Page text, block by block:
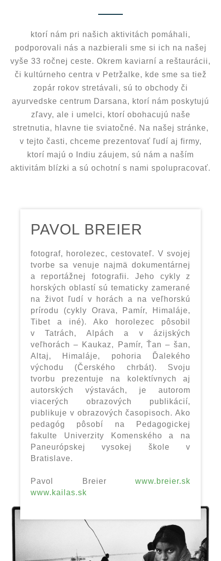
ktorí nám pri našich aktivitách pomáhali,
podporovali nás a nazbierali sme si ich na našej
vyše 33 ročnej ceste. Okrem kaviarní a reštaurácii,
či kultúrneho centra v Petržalke, kde sme sa tiež
zopár rokov stretávali, sú to obchody či
ayurvedske centrum Darsana, ktorí nám poskytujú
zľavy, ale i umelci, ktorí obohacujú naše
stretnutia, hlavne tie sviatočné. Na našej stránke,
v tejto časti, chceme prezentovať ľudí aj firmy,
ktorí majú o Indiu záujem, sú nám a naším
aktivitám blízki a sú ochotní s nami spolupracovať.
PAVOL BREIER
fotograf, horolezec, cestovateľ. V svojej
tvorbe sa venuje najmä dokumentárnej
a reportážnej fotografii. Jeho cykly z
horských oblastí sú tematicky zamerané
na život ľudí v horách a na veľhorskú
prírodu (cykly Orava, Pamír, Himaláje,
Tibet a iné). Ako horolezec pôsobil
v Tatrách, Alpách a v ázijských
veľhorách – Kaukaz, Pamír, Ťan – šan,
Altaj, Himaláje, pohoria Ďalekého
východu (Čerského chrbát). Svoju
tvorbu prezentuje na kolektívnych aj
autorských výstavách, je autorom
viacerých obrazových publikácií,
publikuje v obrazových časopisoch. Ako
pedagóg pôsobí na Pedagogickej
fakulte Univerzity Komenského a na
Paneurópskej vysokej škole v
Bratislave.
Pavol Breierwww.breier.sk
www.kailas.sk